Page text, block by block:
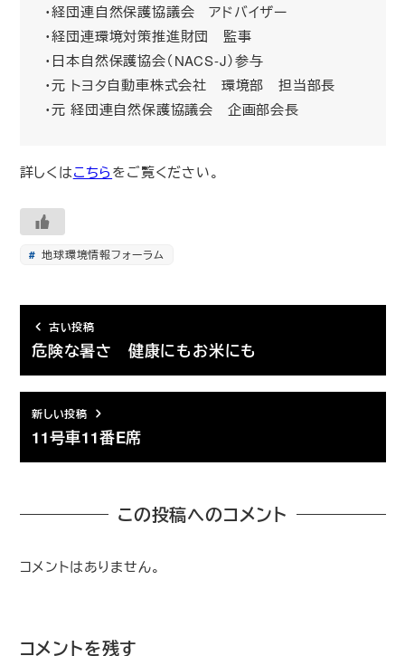
・経団連自然保護協議会 アドバイザー
・経団連環境対策推進財団 監事
・日本自然保護協会（NACS-J）参与
・元 トヨタ自動車株式会社 環境部 担当部長
・元 経団連自然保護協議会 企画部会長
詳しくはこちらをご覧ください。
地球環境情報フォーラム
古い投稿
危険な暑さ 健康にもお米にも
新しい投稿
11号車11番E席
この投稿へのコメント
コメントはありません。
コメントを残す